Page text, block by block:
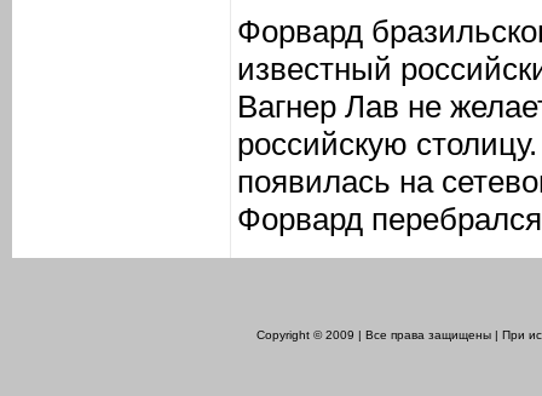
Форвард
известный
Вагнер Лав не
российскую
появилась на
Форвард
Copyright © 2009 | Все права защищены | При